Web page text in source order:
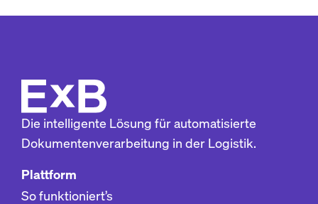
Die intelligente Lösung für automatisierte
Dokumentenverarbeitung in der Logistik.
Plattform
So funktioniert’s